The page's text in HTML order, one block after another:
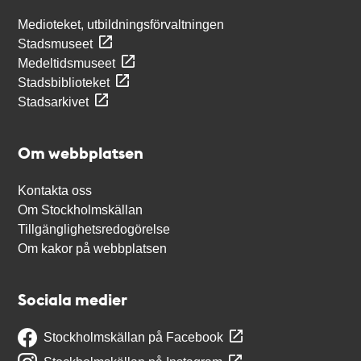
Medioteket, utbildningsförvaltningen
Stadsmuseet
Medeltidsmuseet
Stadsbiblioteket
Stadsarkivet
Om webbplatsen
Kontakta oss
Om Stockholmskällan
Tillgänglighetsredogörelse
Om kakor på webbplatsen
Sociala medier
Stockholmskällan på Facebook